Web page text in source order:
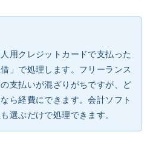
用クレジットカードで支払った
」で処理します。フリーランス
支払いが混ざりがちですが、ど
ら経費にできます。会計ソフト
選ぶだけで処理できます。